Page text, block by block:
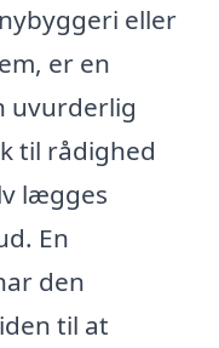
eller
er en
uvurderlig
til rådighed
lægges
En
den
til at